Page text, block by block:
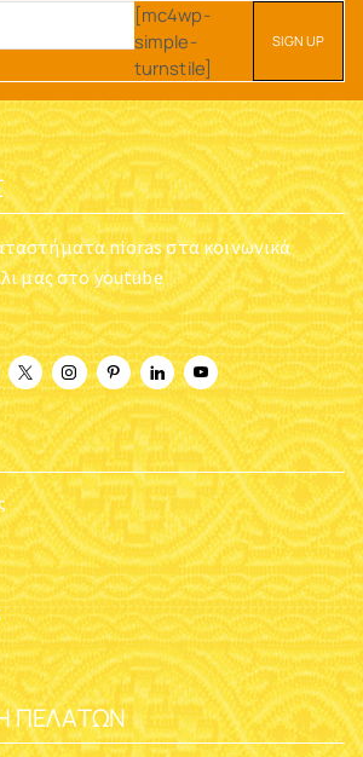
[mc4wp-
simple-
turnstile]
nioras στα κοινωνικά
μας στο youtube
ΠΕΛΑΤΏΝ